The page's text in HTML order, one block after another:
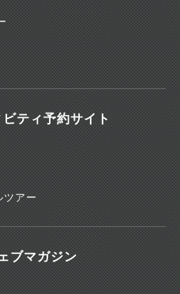
ティ予約サイト
ツアー
ブマガジン